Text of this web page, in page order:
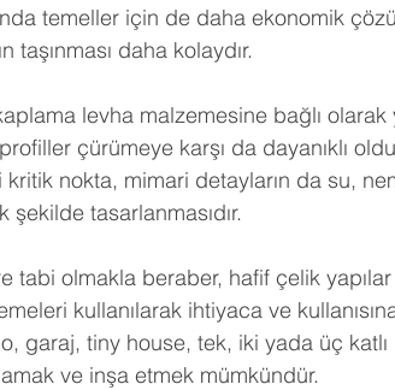
temeller için de daha ekonomik
taşınması daha kolaydır.
levha malzemesine bağlı olarak
çürümeye karşı da dayanıklı
nokta, mimari detayların da su,
şekilde tasarlanmasıdır.
tabi olmakla beraber, hafif çelik
kullanılarak ihtiyaca ve
garaj, tiny house, tek, iki yada üç katlı
ve inşa etmek mümkündür.